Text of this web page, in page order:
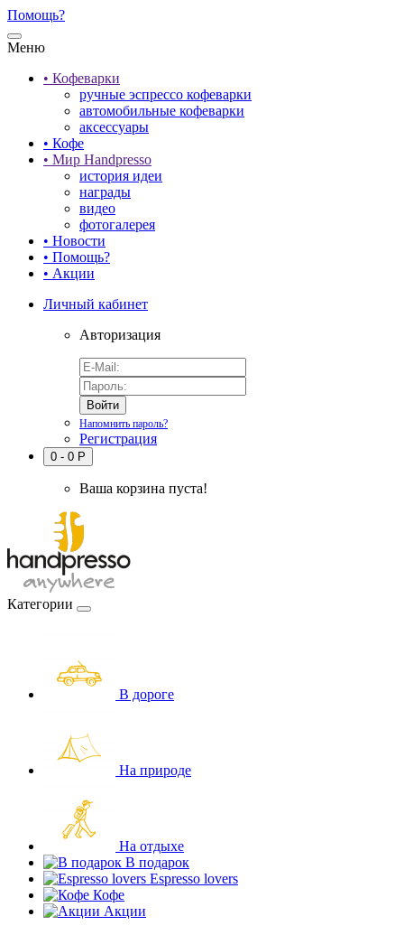
Помощь?
Меню
• Кофеварки
ручные эспрессо кофеварки
автомобильные кофеварки
аксессуары
• Кофе
• Мир Handpresso
история идеи
награды
видео
фотогалерея
• Новости
• Помощь?
• Акции
Личный кабинет
Авторизация
Напомнить пароль?
Регистрация
0 - 0 Р
Ваша корзина пуста!
Категории
В дороге
На природе
На отдыхе
В подарок
Espresso lovers
Кофе
Акции